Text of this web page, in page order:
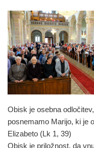
Obisk je osebna
posnemamo Marijo, ki je
Elizabeto (Lk 1, 39)
Obisk je priložnost, da